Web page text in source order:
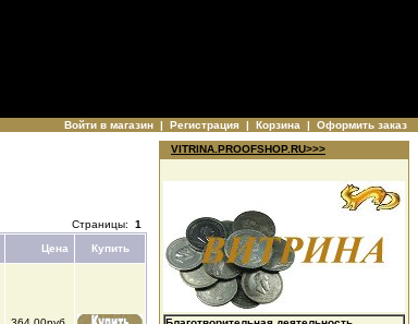
Войти в магазин | Регистрация | Корзина | Оформить заказ
Страницы: 1
Цена Купить
VITRINA.PROOFSHOP.RU>>>